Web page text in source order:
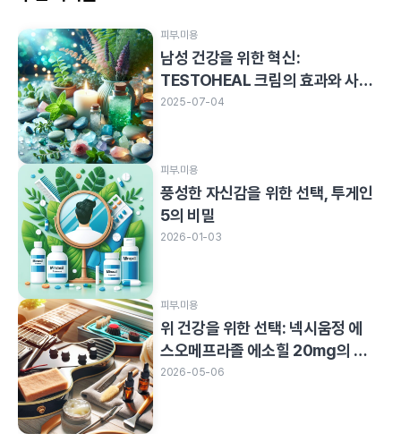
피부.미용
남성 건강을 위한 혁신:
TESTOHEAL 크림의 효과와 사용
법
2025-07-04
피부.미용
풍성한 자신감을 위한 선택, 투게인
5의 비밀
2026-01-03
피부.미용
위 건강을 위한 선택: 넥시움정 에
스오메프라졸 에소힐 20mg의 효
과와 사용법
2026-05-06